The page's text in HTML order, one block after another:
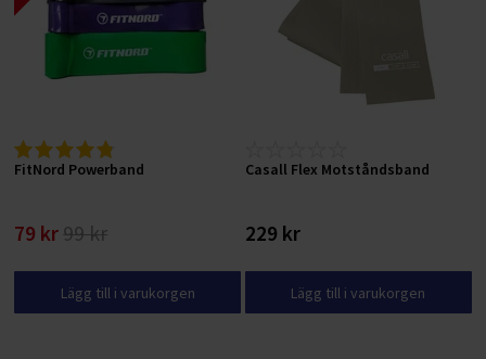
FitNord Powerband
79 kr 99 kr
Lägg till i varukorgen
Casall Flex Motståndsband
229 kr
Lägg till i varukorgen